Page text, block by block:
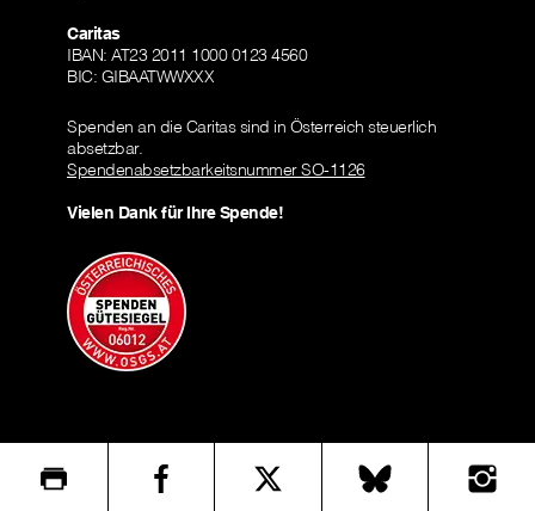
Caritas
IBAN: AT23 2011 1000 0123 4560
BIC: GIBAATWWXXX
Spenden an die Caritas sind in Österreich steuerlich
absetzbar.
Spendenabsetzbarkeitsnummer SO-1126
Vielen Dank für Ihre Spende!